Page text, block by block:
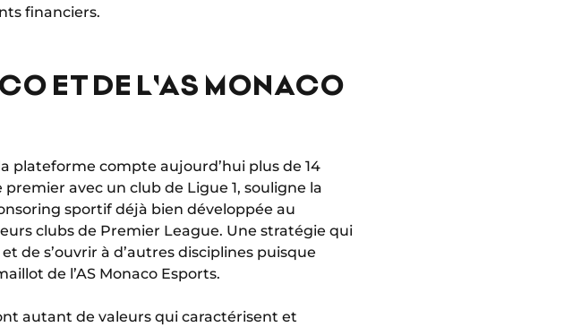
financiers.
ET DE L'AS MONACO
plateforme compte aujourd’hui plus de 14
avec un club de Ligue 1, souligne la
sportif déjà bien développée au
clubs de Premier League. Une stratégie qui
de s’ouvrir à d’autres disciplines puisque
de l’AS Monaco Esports.
autant de valeurs qui caractérisent et